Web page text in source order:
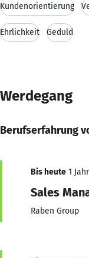
Kundenorientierung
Ehrlichkeit Geduld
Werdegang
Berufserfahrung
Bis heute 1
Sales
Raben Group